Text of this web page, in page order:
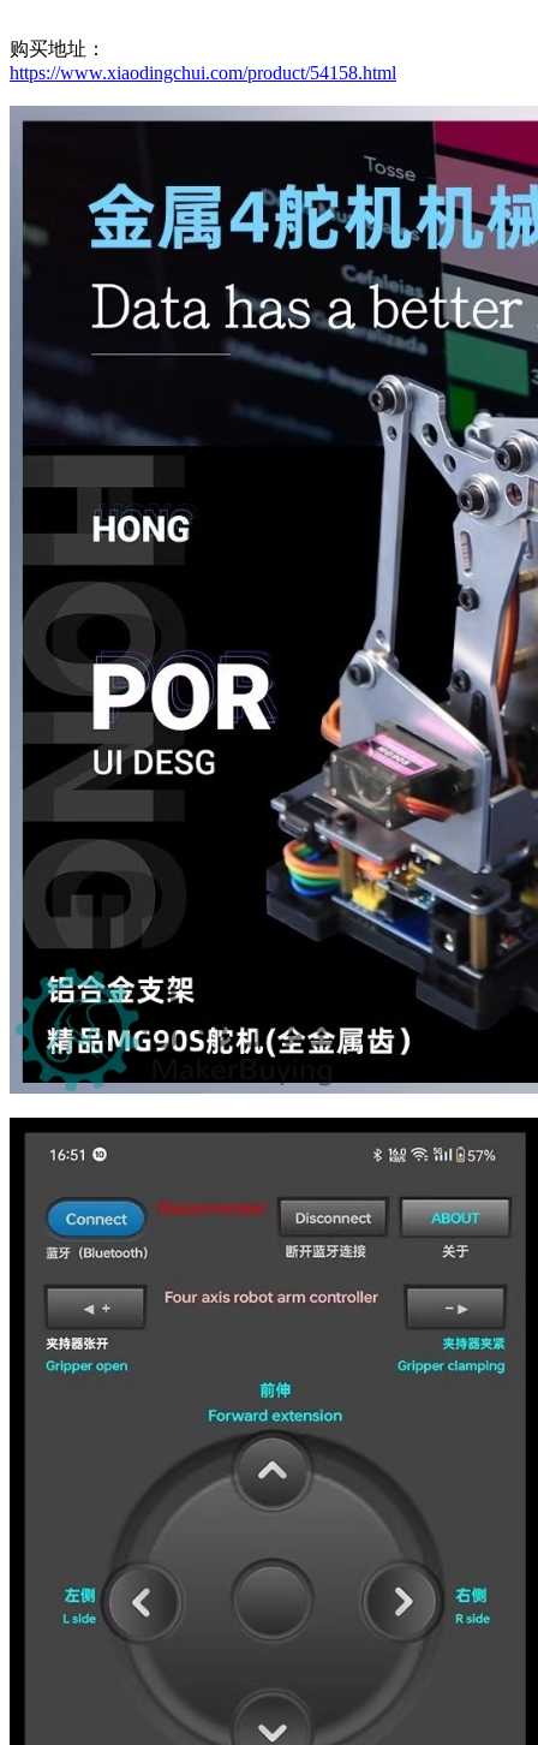
购买地址：
https://www.xiaodingchui.com/product/54158.html